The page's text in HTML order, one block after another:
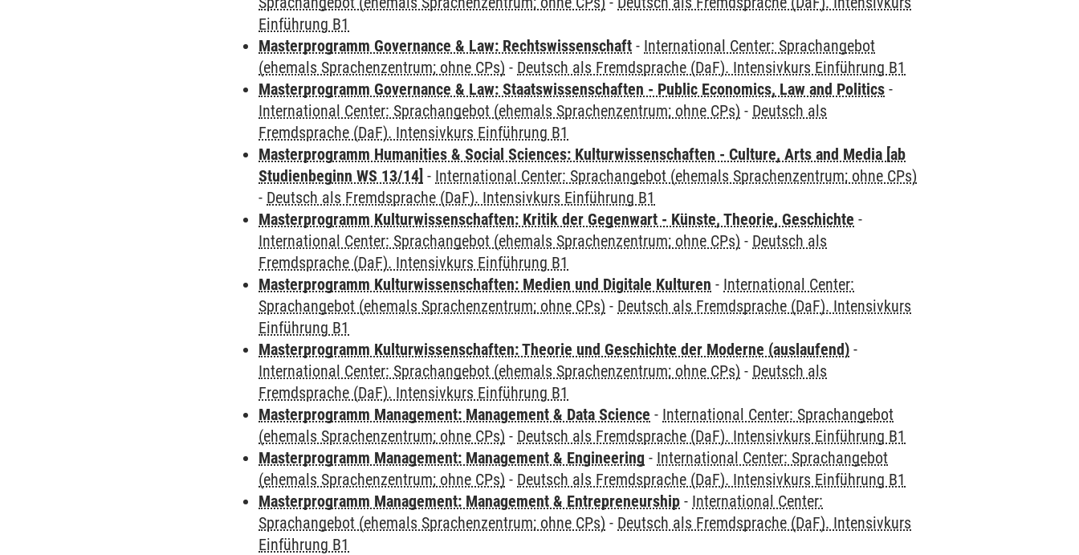
Einführung B1
Masterprogramm Governance & Law: Rechtswissenschaft - International Center: Sprachangebot
(ehemals Sprachenzentrum; ohne CPs) - Deutsch als Fremdsprache (DaF). Intensivkurs Einführung B1
Masterprogramm Governance & Law: Staatswissenschaften - Public Economics, Law and Politics -
International Center: Sprachangebot (ehemals Sprachenzentrum; ohne CPs) - Deutsch als
Fremdsprache (DaF). Intensivkurs Einführung B1
Masterprogramm Humanities & Social Sciences: Kulturwissenschaften - Culture, Arts and Media [ab
Studienbeginn WS 13/14] - International Center: Sprachangebot (ehemals Sprachenzentrum; ohne CPs)
- Deutsch als Fremdsprache (DaF). Intensivkurs Einführung B1
Masterprogramm Kulturwissenschaften: Kritik der Gegenwart - Künste, Theorie, Geschichte -
International Center: Sprachangebot (ehemals Sprachenzentrum; ohne CPs) - Deutsch als
Fremdsprache (DaF). Intensivkurs Einführung B1
Masterprogramm Kulturwissenschaften: Medien und Digitale Kulturen - International Center:
Sprachangebot (ehemals Sprachenzentrum; ohne CPs) - Deutsch als Fremdsprache (DaF). Intensivkurs
Einführung B1
Masterprogramm Kulturwissenschaften: Theorie und Geschichte der Moderne (auslaufend) -
International Center: Sprachangebot (ehemals Sprachenzentrum; ohne CPs) - Deutsch als
Fremdsprache (DaF). Intensivkurs Einführung B1
Masterprogramm Management: Management & Data Science - International Center: Sprachangebot
(ehemals Sprachenzentrum; ohne CPs) - Deutsch als Fremdsprache (DaF). Intensivkurs Einführung B1
Masterprogramm Management: Management & Engineering - International Center: Sprachangebot
(ehemals Sprachenzentrum; ohne CPs) - Deutsch als Fremdsprache (DaF). Intensivkurs Einführung B1
Masterprogramm Management: Management & Entrepreneurship - International Center:
Sprachangebot (ehemals Sprachenzentrum; ohne CPs) - Deutsch als Fremdsprache (DaF). Intensivkurs
Einführung B1